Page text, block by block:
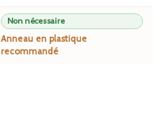
Non nécessaire
Anneau en plastique
recommandé